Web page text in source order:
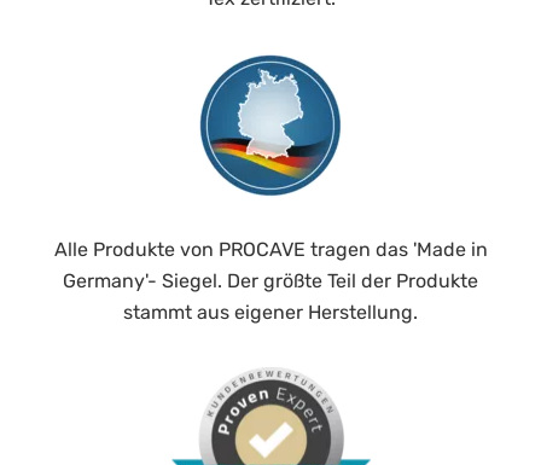
Alle Produkte von PROCAVE tragen das 'Made in
Germany'- Siegel. Der größte Teil der Produkte
stammt aus eigener Herstellung.